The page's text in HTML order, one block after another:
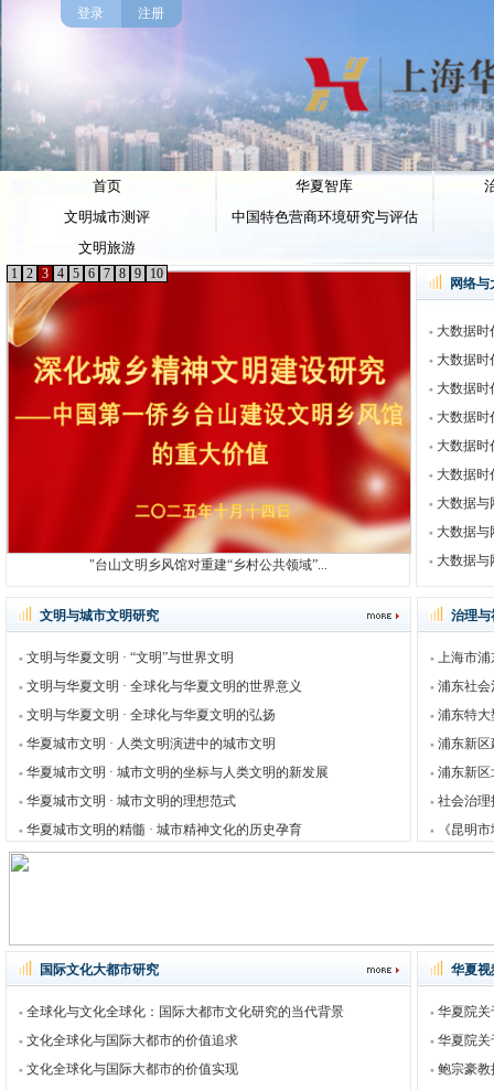
登录 注册
首页 华夏智库
文明城市测评
中国特色营商环境研究与评估
文明旅游
1 2 3 4 5 6 7 8 9 10
"台山文明乡风馆对重建“乡村公共领域”...
网络与
大数据时
大数据时
大数据时
大数据时
大数据时
大数据时
大数据与
大数据与
大数据与
文明与城市文明研究
文明与华夏文明 · “文明”与世界文明
文明与华夏文明 · 全球化与华夏文明的世界意义
文明与华夏文明 · 全球化与华夏文明的弘扬
华夏城市文明 · 人类文明演进中的城市文明
华夏城市文明 · 城市文明的坐标与人类文明的新发展
华夏城市文明 · 城市文明的理想范式
华夏城市文明的精髓 · 城市精神文化的历史孕育
治理与
上海市浦
浦东社会
浦东特大
浦东新区
浦东新区
社会治理
《昆明
国际文化大都市研究
全球化与文化全球化：国际大都市文化研究的当代背景
文化全球化与国际大都市的价值追求
文化全球化与国际大都市的价值实现
华夏视
华夏院关
华夏院关
鲍宗豪教